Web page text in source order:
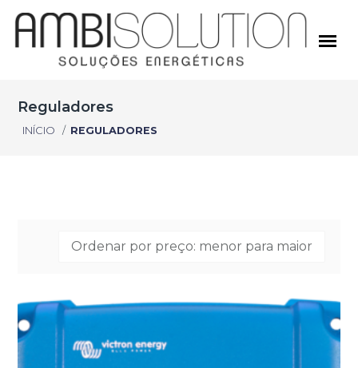
Reguladores
INÍCIO / REGULADORES